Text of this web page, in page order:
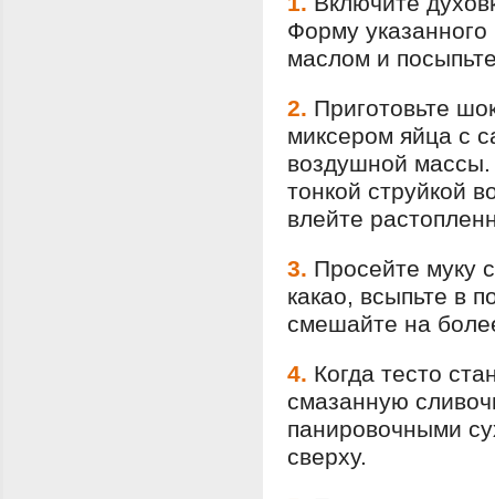
Форму
маслом и
2. Приготовьте
миксером яйца с
воздушной массы.
тонкой струйкой
влейте
3. Просейте муку
какао, всыпьте в
смешайте на
4. Когда тесто
смазанную
панировочными
сверху.